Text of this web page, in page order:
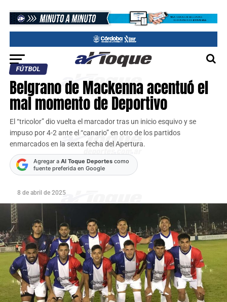
FÚTBOL
Belgrano de Mackenna acentuó el
mal momento de Deportivo
El “tricolor” dio vuelta el marcador tras un inicio esquivo y se
impuso por 4-2 ante el “canario” en otro de los partidos
enmarcados en la sexta fecha del Apertura.
Agregar a Al Toque Deportescomo
fuente preferida en Google
8 de abril de 2025